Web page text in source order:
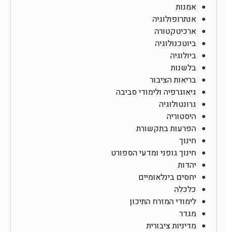
אמנות
אנתרופולוגיה
ארכיטקטורה
ביוטכנולוגיה
ביולוגיה
בלשנות
בריאות הציבור
גיאוגרפיה ולימודי סביבה
גרונטולוגיה
היסטוריה
הפרעות בתקשורת
חינוך
חינוך גופני ומדעי הספורט
יהדות
יחסים בינלאומיים
כלכלה
לימודי המזרח התיכון
מגדר
מדיניות ציבורית